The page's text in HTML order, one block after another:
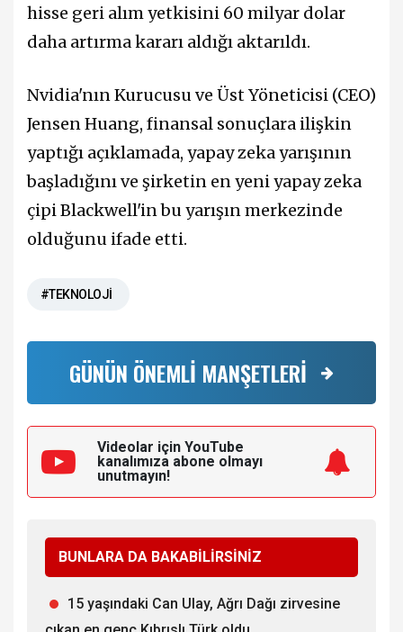
hisse geri alım yetkisini 60 milyar dolar
daha artırma kararı aldığı aktarıldı.
Nvidia'nın Kurucusu ve Üst Yöneticisi (CEO)
Jensen Huang, finansal sonuçlara ilişkin
yaptığı açıklamada, yapay zeka yarışının
başladığını ve şirketin en yeni yapay zeka
çipi Blackwell'in bu yarışın merkezinde
olduğunu ifade etti.
#TEKNOLOJİ
GÜNÜN ÖNEMLİ MANŞETLERİ
Videolar için YouTube
kanalımıza abone olmayı
unutmayın!
BUNLARA DA BAKABİLİRSİNİZ
15 yaşındaki Can Ulay, Ağrı Dağı zirvesine